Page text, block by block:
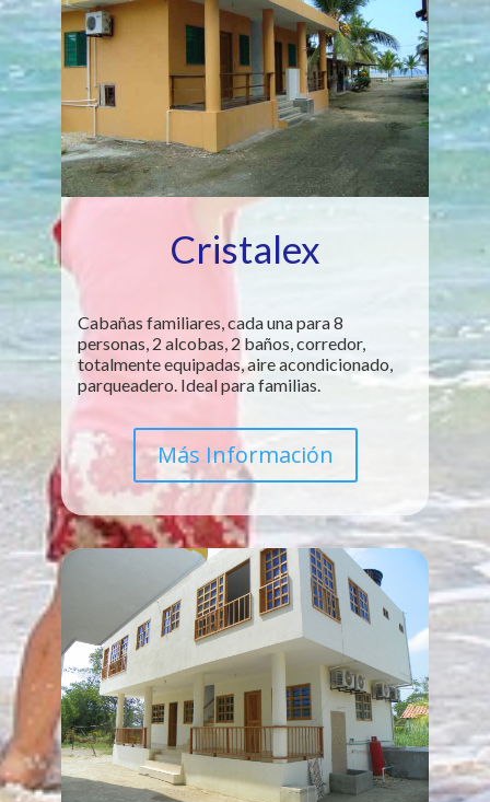
Cristalex
Cabañas familiares, cada una para 8
personas, 2 alcobas, 2 baños, corredor,
totalmente equipadas, aire acondicionado,
parqueadero. Ideal para familias.
Más Información